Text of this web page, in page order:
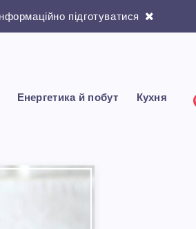
підготуватися
Енергетика й побут Кухня